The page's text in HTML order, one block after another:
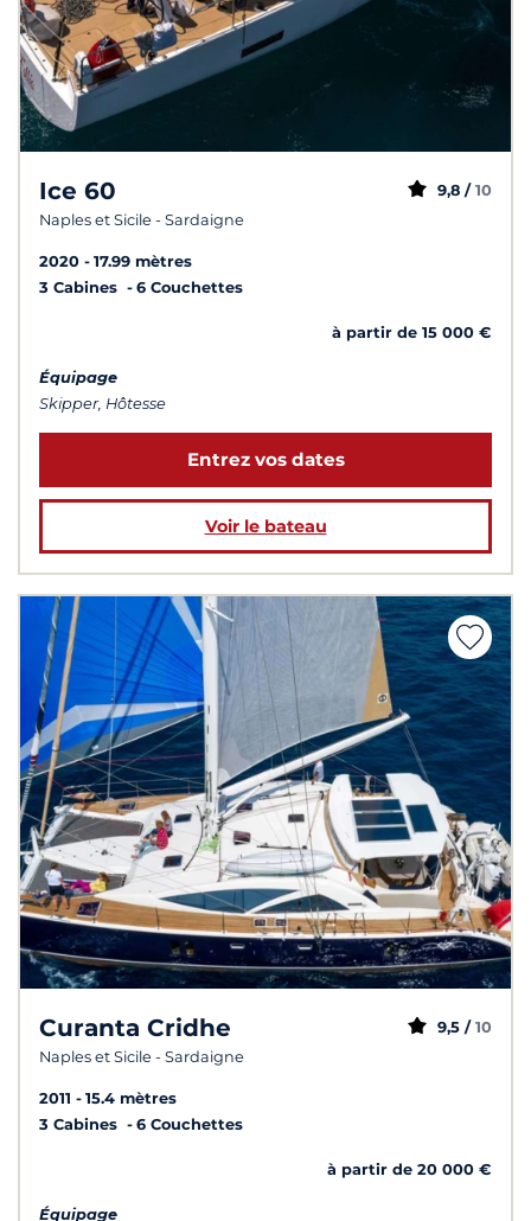
Ice 60
Naples et Sicile - Sardaigne
9,8 / 10
2020
17.99 mètres
3 Cabines
6 Couchettes
à partir de 15 000 €
Équipage
Skipper, Hôtesse
Entrez vos dates
Voir le bateau
Curanta Cridhe
Naples et Sicile - Sardaigne
9,5 / 10
2011
15.4 mètres
3 Cabines
6 Couchettes
à partir de 20 000 €
Équipage